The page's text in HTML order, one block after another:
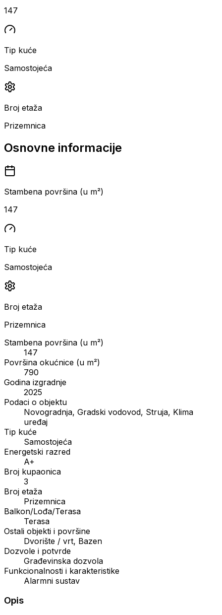
147
Tip kuće
Samostojeća
Broj etaža
Prizemnica
Osnovne informacije
Stambena površina (u m²)
147
Tip kuće
Samostojeća
Broj etaža
Prizemnica
Stambena površina (u m²)
147
Površina okućnice (u m²)
790
Godina izgradnje
2025
Podaci o objektu
Novogradnja, Gradski vodovod, Struja, Klima
uređaj
Tip kuće
Samostojeća
Energetski razred
A+
Broj kupaonica
3
Broj etaža
Prizemnica
Balkon/Lođa/Terasa
Terasa
Ostali objekti i površine
Dvorište / vrt, Bazen
Dozvole i potvrde
Građevinska dozvola
Funkcionalnosti i karakteristike
Alarmni sustav
Opis